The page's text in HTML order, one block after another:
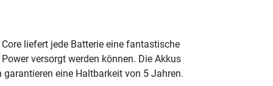
liefert jede Batterie eine fantastische
versorgt werden können. Die Akkus
eine Haltbarkeit von 5 Jahren.